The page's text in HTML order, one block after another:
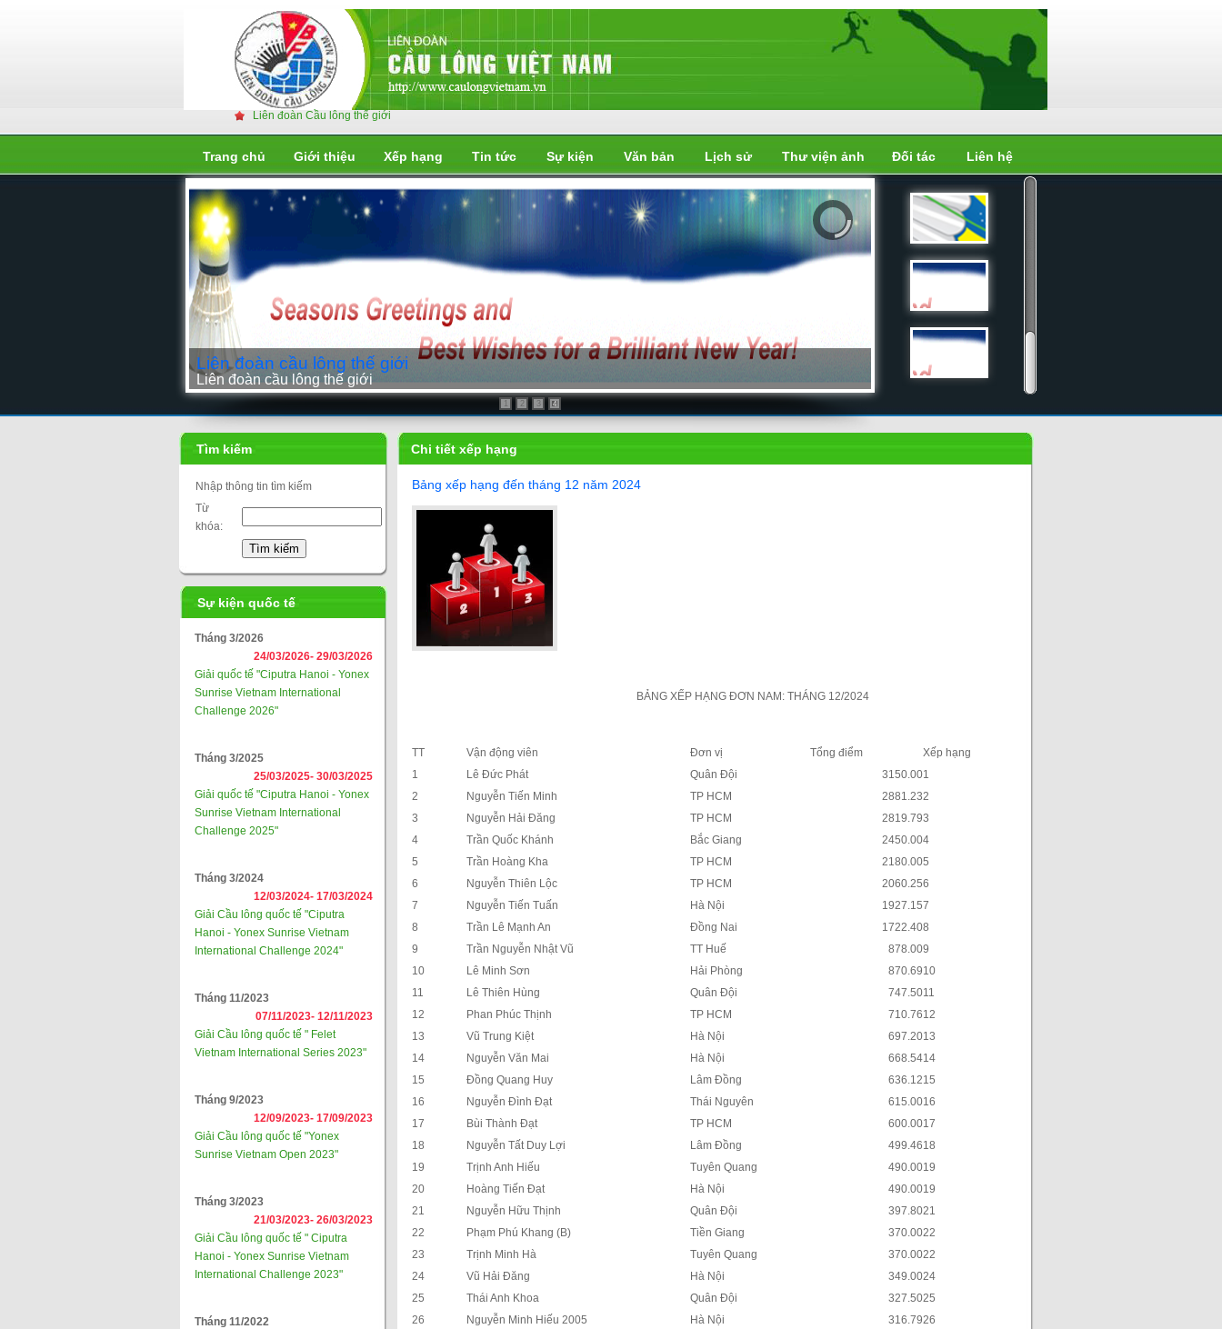
Liên đoàn Cầu lông thế giới
Trang chủ Giới thiệu Xếp hạng Tin tức Sự kiện Văn bản Lịch sử Thư viện ảnh Đối tác Liên hệ
Liên đoàn cầu lông thế giới
Liên đoàn cầu lông thế giới
1 2 3 4
cầu...
Liên đoàn
cầu...
Liên đoàn
cầu...
Liên đoàn
Tìm kiếm
Nhập thông tin tìm kiếm
Từ
khóa:
Sự kiện quốc tế
Tháng 3/2026
24/03/2026- 29/03/2026
Giải quốc tế "Ciputra Hanoi - Yonex
Sunrise Vietnam International
Challenge 2026"
Tháng 3/2025
25/03/2025- 30/03/2025
Giải quốc tế "Ciputra Hanoi - Yonex
Sunrise Vietnam International
Challenge 2025"
Tháng 3/2024
12/03/2024- 17/03/2024
Giải Cầu lông quốc tế "Ciputra
Hanoi - Yonex Sunrise Vietnam
International Challenge 2024"
Tháng 11/2023
07/11/2023- 12/11/2023
Giải Cầu lông quốc tế " Felet
Vietnam International Series 2023"
Tháng 9/2023
12/09/2023- 17/09/2023
Giải Cầu lông quốc tế "Yonex
Sunrise Vietnam Open 2023"
Tháng 3/2023
21/03/2023- 26/03/2023
Giải Cầu lông quốc tế " Ciputra
Hanoi - Yonex Sunrise Vietnam
International Challenge 2023"
Tháng 11/2022
Chi tiết xếp hạng
Bảng xếp hạng đến tháng 12 năm 2024
BẢNG XẾP HẠNG ĐƠN NAM: THÁNG 12/2024
TT Vận động viên Đơn vị Tổng điểm
Xếp hạng
1
Lê Đức Phát Quân Đội 3150.001
2
Nguyễn Tiến Minh TP HCM 2881.232
3
Nguyễn Hải Đăng TP HCM 2819.793
4
Trần Quốc Khánh Bắc Giang 2450.004
5
Trần Hoàng Kha TP HCM 2180.005
6
Nguyễn Thiên Lộc TP HCM 2060.256
7
Nguyễn Tiến Tuấn Hà Nội 1927.157
8
Trần Lê Mạnh An Đồng Nai 1722.408
9
Trần Nguyễn Nhật Vũ TT Huế 878.009
10
Lê Minh Sơn Hải Phòng 870.6910
11
Lê Thiên Hùng Quân Đội 747.5011
12
Phan Phúc Thịnh TP HCM 710.7612
13
Vũ Trung Kiệt Hà Nội 697.2013
14
Nguyễn Văn Mai Hà Nội 668.5414
15
Đồng Quang Huy Lâm Đồng 636.1215
16
Nguyễn Đình Đạt Thái Nguyên 615.0016
17
Bùi Thành Đạt TP HCM 600.0017
18
Nguyễn Tất Duy Lợi Lâm Đồng 499.4618
19
Trịnh Anh Hiếu Tuyên Quang 490.0019
20
Hoàng Tiến Đạt Hà Nội 490.0019
21
Nguyễn Hữu Thịnh Quân Đội 397.8021
22
Phạm Phú Khang (B) Tiền Giang 370.0022
23
Trịnh Minh Hà Tuyên Quang 370.0022
24
Vũ Hải Đăng Hà Nội 349.0024
25
Thái Anh Khoa Quân Đội 327.5025
26
Nguyễn Minh Hiếu 2005 Hà Nội 316.7926